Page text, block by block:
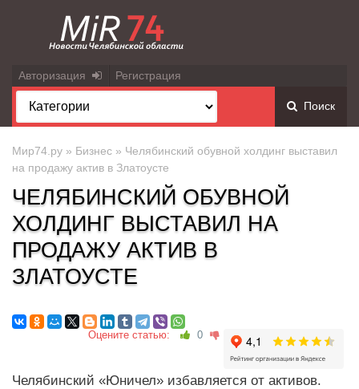
Авторизация Регистрация
Поиск
Мир74.ру » Бизнес » Челябинский обувной холдинг выставил
на продажу актив в Златоусте
ЧЕЛЯБИНСКИЙ ОБУВНОЙ
ХОЛДИНГ ВЫСТАВИЛ НА
ПРОДАЖУ АКТИВ В
ЗЛАТОУСТЕ
Оцените статью: 0
Челябинский «Юничел» избавляется от активов.